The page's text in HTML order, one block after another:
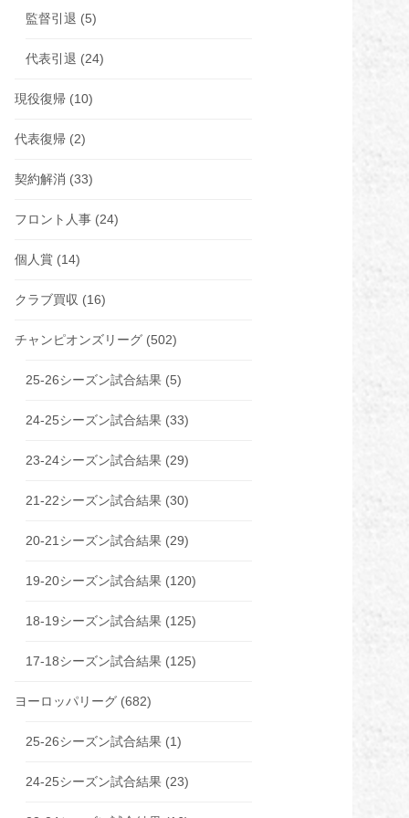
監督引退 (5)
代表引退 (24)
現役復帰 (10)
代表復帰 (2)
契約解消 (33)
フロント人事 (24)
個人賞 (14)
クラブ買収 (16)
チャンピオンズリーグ (502)
25-26シーズン試合結果 (5)
24-25シーズン試合結果 (33)
23-24シーズン試合結果 (29)
21-22シーズン試合結果 (30)
20-21シーズン試合結果 (29)
19-20シーズン試合結果 (120)
18-19シーズン試合結果 (125)
17-18シーズン試合結果 (125)
ヨーロッパリーグ (682)
25-26シーズン試合結果 (1)
24-25シーズン試合結果 (23)